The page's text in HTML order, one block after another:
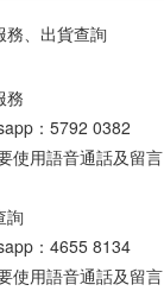
務、出貨查詢
務
： 5792 0382
使用語音通話及留言
詢
： 4655 8134
使用語音通話及留言